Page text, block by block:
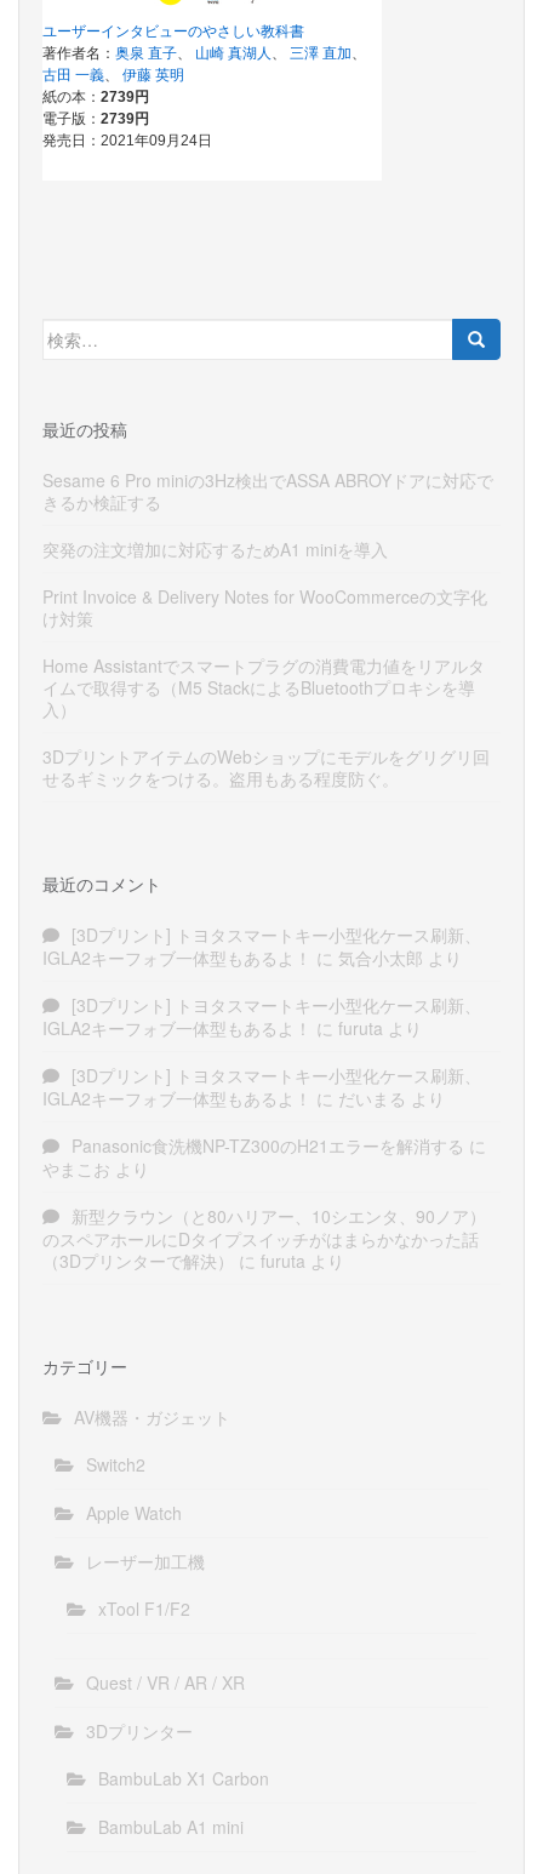
検
索:
最近の投稿
Sesame 6 Pro miniの3Hz検出でASSA ABROYドアに対応で
きるか検証する
突発の注文増加に対応するためA1 miniを導入
Print Invoice & Delivery Notes for WooCommerceの文字化
け対策
Home Assistantでスマートプラグの消費電力値をリアルタ
イムで取得する（M5 StackによるBluetoothプロキシを導
入）
3DプリントアイテムのWebショップにモデルをグリグリ回
せるギミックをつける。盗用もある程度防ぐ。
最近のコメント
[3Dプリント] トヨタスマートキー小型化ケース刷新、
IGLA2キーフォブ一体型もあるよ！ に 気合小太郎 より
[3Dプリント] トヨタスマートキー小型化ケース刷新、
IGLA2キーフォブ一体型もあるよ！ に furuta より
[3Dプリント] トヨタスマートキー小型化ケース刷新、
IGLA2キーフォブ一体型もあるよ！ に だいまる より
Panasonic食洗機NP-TZ300のH21エラーを解消する に
やまこお より
新型クラウン（と80ハリアー、10シエンタ、90ノア）
のスペアホールにDタイプスイッチがはまらかなかった話
（3Dプリンターで解決）
に furuta より
カテゴリー
AV機器・ガジェット
Switch2
Apple Watch
レーザー加工機
xTool F1/F2
Quest / VR / AR / XR
3Dプリンター
BambuLab X1 Carbon
BambuLab A1 mini